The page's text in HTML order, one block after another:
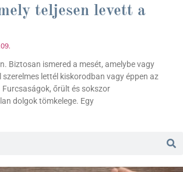
teljesen levett a
Biztosan ismered a mesét, amelybe vagy
lettél kiskorodban vagy éppen az
Furcsaságok, őrült és sokszor
dolgok tömkelege. Egy